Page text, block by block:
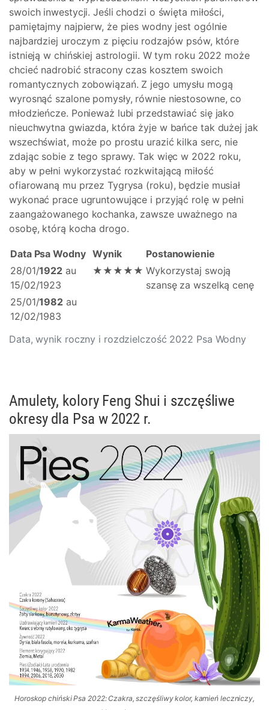
swoich inwestycji. Jeśli chodzi o święta miłości,
pamiętajmy najpierw, że pies wodny jest ogólnie
najbardziej uroczym z pięciu rodzajów psów, które
istnieją w chińskiej astrologii. W tym roku 2022 może
chcieć nadrobić stracony czas kosztem swoich
romantycznych zobowiązań. Z jego umysłu mogą
wyrosnąć szalone pomysły, równie niestosowne, co
młodzieńcze. Ponieważ lubi przedstawiać się jako
nieuchwytna gwiazda, która żyje w bańce tak dużej jak
wszechświat, może po prostu urazić kilka serc, nie
zdając sobie z tego sprawy. Tak więc w 2022 roku,
aby w pełni wykorzystać rozkwitającą miłość
ofiarowaną mu przez Tygrysa (roku), będzie musiał
wykonać prace ugruntowujące i przyjąć rolę w pełni
zaangażowanego kochanka, zawsze uważnego na
osobę, którą kocha drogo.
Data, wynik roczny i rozdzielczość 2022 Psa Wodny
Data Psa Wodny Wynik
Postanowienie
28/01/1922 au
15/02/1923
★★★★★ Wykorzystaj swoją
szansę za wszelką cenę
25/01/1982 au
12/02/1983
Amulety, kolory Feng Shui i szczęśliwe
okresy dla Psa w 2022 r.
Horoskop chiński Psa 2022: Czakra, szczęśliwy kolor, kamień leczniczy,